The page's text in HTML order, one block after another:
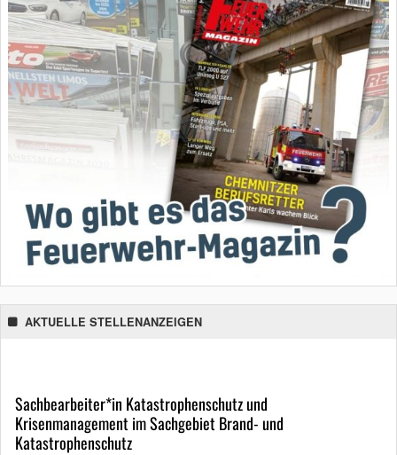
AKTUELLE STELLENANZEIGEN
Sachbearbeiter*in Katastrophenschutz und
Krisenmanagement im Sachgebiet Brand- und
Katastrophenschutz